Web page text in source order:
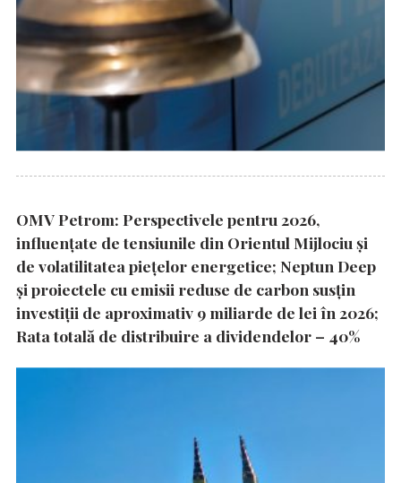
OMV Petrom: Perspectivele pentru 2026,
influențate de tensiunile din Orientul Mijlociu și
de volatilitatea piețelor energetice; Neptun Deep
și proiectele cu emisii reduse de carbon susțin
investiții de aproximativ 9 miliarde de lei în 2026;
Rata totală de distribuire a dividendelor – 40%